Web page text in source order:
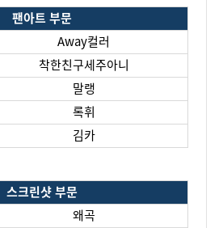
팬아트 부문
Away컬러
착한친구세주아니
말랭
록휘
김카
스크린샷 부문
왜곡